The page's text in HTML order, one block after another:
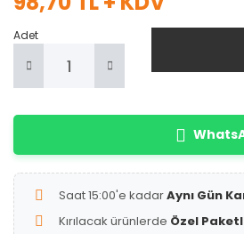
Adet
Saat 15:00'e kadarAynı Gün
Kırılacak ürünlerde Özel